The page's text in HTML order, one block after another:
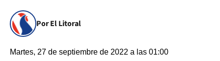
Por El Litoral
Martes, 27 de septiembre de 2022 a las 01:00